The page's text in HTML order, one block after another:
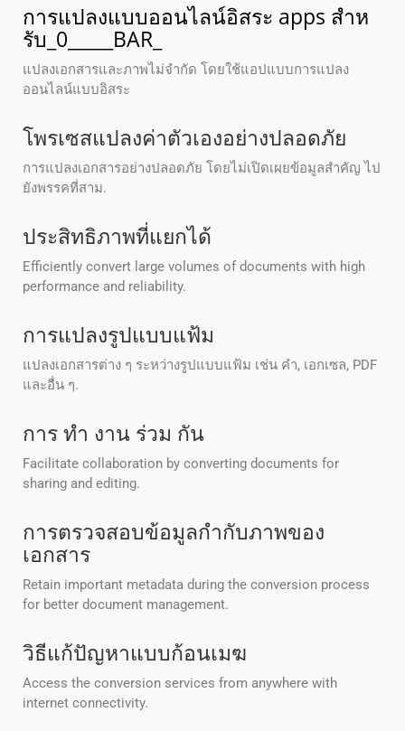
การแปลงแบบออนไลน์อิสระ apps สําห
รับ_0_____BAR_
แปลงเอกสารและภาพไม่จํากัด โดยใช้แอปแบบการแปลง
ออนไลน์แบบอิสระ
โพรเซสแปลงค่าตัวเองอย่างปลอดภัย
การแปลงเอกสารอย่างปลอดภัย โดยไม่เปิดเผยข้อมูลสําคัญ ไป
ยังพรรคที่สาม.
ประสิทธิภาพที่แยกได้
Efficiently convert large volumes of documents with high
performance and reliability.
การแปลงรูปแบบแฟ้ม
แปลงเอกสารต่าง ๆ ระหว่างรูปแบบแฟ้ม เช่น คํา, เอกเซล, PDF
และอื่น ๆ.
การ ทํา งาน ร่วม กัน
Facilitate collaboration by converting documents for
sharing and editing.
การตรวจสอบข้อมูลกํากับภาพของ
เอกสาร
Retain important metadata during the conversion process
for better document management.
วิธีแก้ปัญหาแบบก้อนเมฆ
Access the conversion services from anywhere with
internet connectivity.